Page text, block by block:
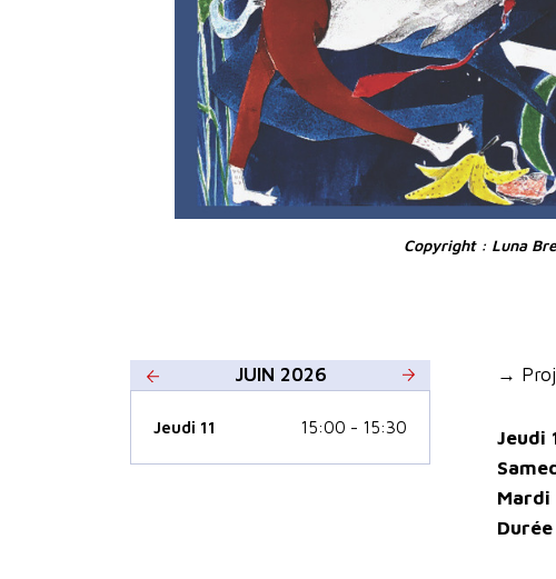
Copyright : Luna
JUIN 2026
Jeudi 11 15:00 - 15:30
→
Jeudi
Mardi